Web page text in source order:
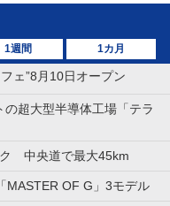
1週間 1カ月
ェ”8月10日オープン
超大型半導体工場「テラ
中央道で最大45km
MASTER OF G」3モデル